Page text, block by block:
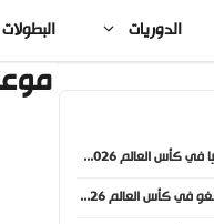
الدوريات البطولات
موعد
موعد مباراة إنجلترا وكرواتيا في كأس العالم 2026 والقنوات الناقلة
موعد مباراة البرتغال والكونغو في كأس العالم 2026 والقنوات الناقلة